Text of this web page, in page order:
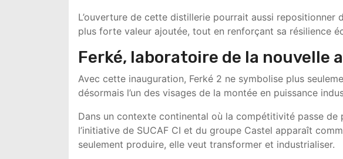
L’ouverture de cette distillerie pourrait aussi repositionner
plus forte valeur ajoutée, tout en renforçant sa résilience
Ferké, laboratoire de la
Avec cette inauguration, Ferké 2 ne symbolise plus
désormais l’un des visages de la montée en puissance
Dans un contexte continental où la compétitivité passe
l’initiative de SUCAF CI et du groupe Castel apparaît
seulement produire, elle veut transformer et industrialiser.